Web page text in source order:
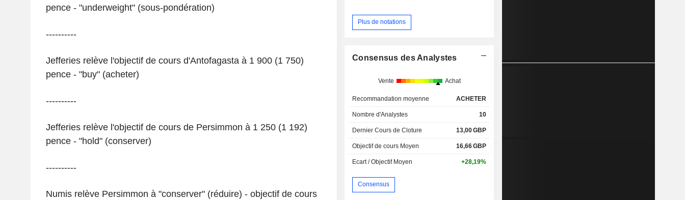
pence - "underweight" (sous-pondération)
----------
Jefferies relève l'objectif de cours d'Antofagasta à 1 900 (1 750)
pence - "buy" (acheter)
----------
Jefferies relève l'objectif de cours de Persimmon à 1 250 (1 192)
pence - "hold" (conserver)
----------
Numis relève Persimmon à "conserver" (réduire) - objectif de cours
Plus de notations
Consensus des Analystes
Vente Achat
Recommandation moyenne ACHETER
Nombre d'Analystes 10
Dernier Cours de Cloture 13,00GBP
Objectif de cours Moyen 16,66GBP
Ecart / Objectif Moyen +28,19%
Consensus